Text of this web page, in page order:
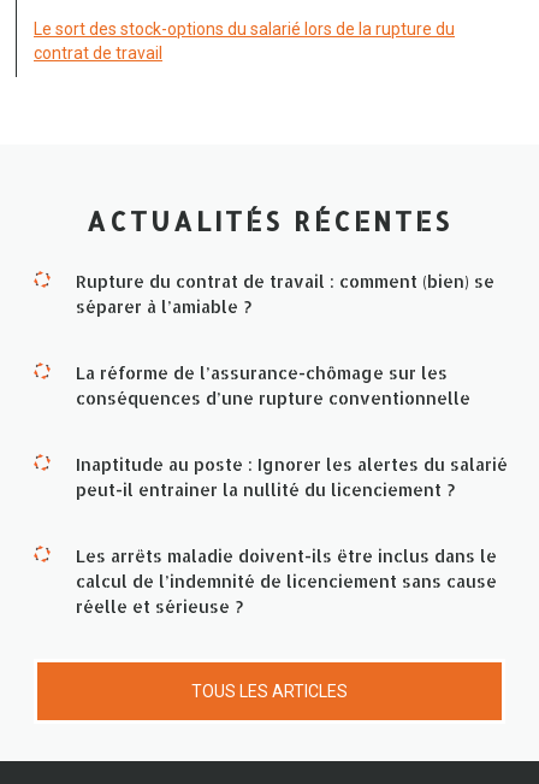
Le sort des stock-options du salarié lors de la rupture du
contrat de travail
ACTUALITÉS RÉCENTES
Rupture du contrat de travail : comment (bien) se
séparer à l’amiable ?
La réforme de l’assurance-chômage sur les
conséquences d’une rupture conventionnelle
Inaptitude au poste : Ignorer les alertes du salarié
peut-il entrainer la nullité du licenciement ?
Les arrêts maladie doivent-ils être inclus dans le
calcul de l’indemnité de licenciement sans cause
réelle et sérieuse ?
TOUS LES ARTICLES